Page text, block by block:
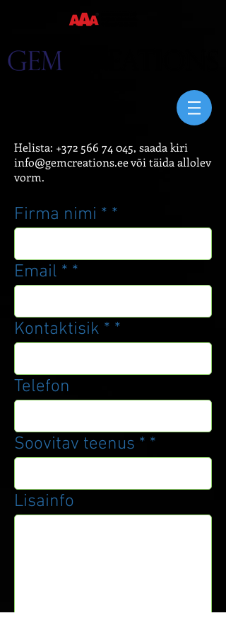
Helista: +372 566 74 045, saada kiri
info@gemcreations.eevõi täida allolev
vorm.
Firma nimi *
Email *
Kontaktisik *
Telefon
Soovitav teenus *
Lisainfo